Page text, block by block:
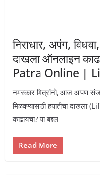
निराधार, अपंग,
दाखला ऑनलाइन
Patra Online |
नमस्कार मित्रांनो, आज आपण
मिळवण्यासाठी हयातीचा
काढायचा? या बद्दल
Read More